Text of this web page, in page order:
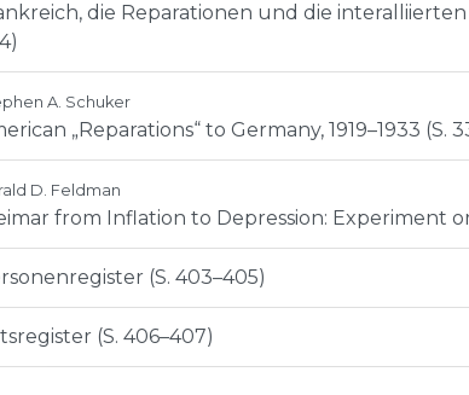
die Reparationen und die
A. Schuker
„Reparations“ to Germany, 1919–1933 (S.
D. Feldman
from Inflation to Depression: Experiment or
(S. 403–405)
(S. 406–407)